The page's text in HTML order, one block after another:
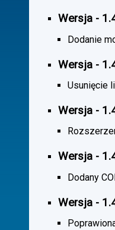
Wersja -
Dodanie
Wersja -
Usunięcie
Wersja -
Wersja -
Dodany
Wersja -